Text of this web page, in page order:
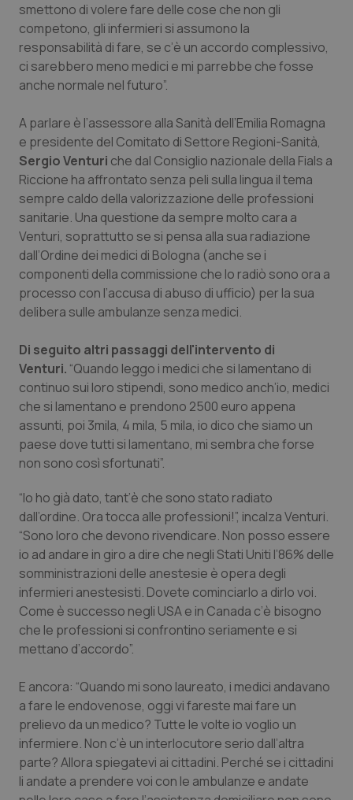
Piemonte
Provincia Autonoma di Bolzano
Puglia
Sardegna
Sicilia
Toscana
Umbria
Valle D’Aosta
Veneto
HIV
Infezioni & Febbre
Malattie rare
Malattia di Crohn & Rettocolite Ulcerosa
Neuroscienze & patologie neurodegenerative
Obesità
Oftalmologia
Oncodermatologia
Oncoematologia
Oncologia & Nutrizione
Psoriasi & pelle
Quotidiano Cardiologia
Quotidiano Chirurgia
Quotidiano Oncologia
Quotidiano Pediatria
Rene & patologie urogenitali
Salute orale & impianti
Sangue & coagulazione
smettono di volere fare delle cose che non gli
competono, gli infermieri si assumono la
responsabilità di fare, se c’è un accordo complessivo,
ci sarebbero meno medici e mi parrebbe che fosse
anche normale nel futuro”.
A parlare è l’assessore alla Sanità dell’Emilia Romagna
e presidente del Comitato di Settore Regioni-Sanità,
Sergio Venturi che dal Consiglio nazionale della Fials a
Riccione ha affrontato senza peli sulla lingua il tema
sempre caldo della valorizzazione delle professioni
sanitarie. Una questione da sempre molto cara a
Venturi, soprattutto se si pensa alla sua radiazione
dall’Ordine dei medici di Bologna (anche se i
componenti della commissione che lo radiò sono ora a
processo con l’accusa di abuso di ufficio) per la sua
delibera sulle ambulanze senza medici.
Di seguito altri passaggi dell'intervento di
Venturi. “Quando leggo i medici che si lamentano di
continuo sui loro stipendi, sono medico anch’io, medici
che si lamentano e prendono 2500 euro appena
assunti, poi 3mila, 4 mila, 5 mila, io dico che siamo un
paese dove tutti si lamentano, mi sembra che forse
non sono così sfortunati”.
“Io ho già dato, tant’è che sono stato radiato
dall’ordine. Ora tocca alle professioni!”, incalza Venturi.
“Sono loro che devono rivendicare. Non posso essere
io ad andare in giro a dire che negli Stati Uniti l’86% delle
somministrazioni delle anestesie è opera degli
infermieri anestesisti. Dovete cominciarlo a dirlo voi.
Come è successo negli USA e in Canada c’è bisogno
che le professioni si confrontino seriamente e si
mettano d’accordo”.
E ancora: “Quando mi sono laureato, i medici andavano
a fare le endovenose, oggi vi fareste mai fare un
prelievo da un medico? Tutte le volte io voglio un
infermiere. Non c’è un interlocutore serio dall’altra
parte? Allora spiegatevi ai cittadini. Perché se i cittadini
li andate a prendere voi con le ambulanze e andate